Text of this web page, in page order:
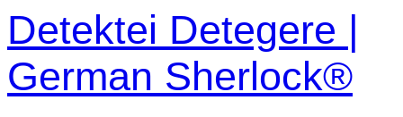
Inhalt
überspringen
Detektei Detegere |
German Sherlock®